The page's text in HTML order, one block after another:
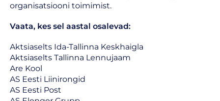
organisatsiooni toimimist.
Vaata, kes sel aastal osalevad:
Aktsiaselts Ida-Tallinna Keskhaigla
Aktsiaselts Tallinna Lennujaam
Are Kool
AS Eesti Liinirongid
AS Eesti Post